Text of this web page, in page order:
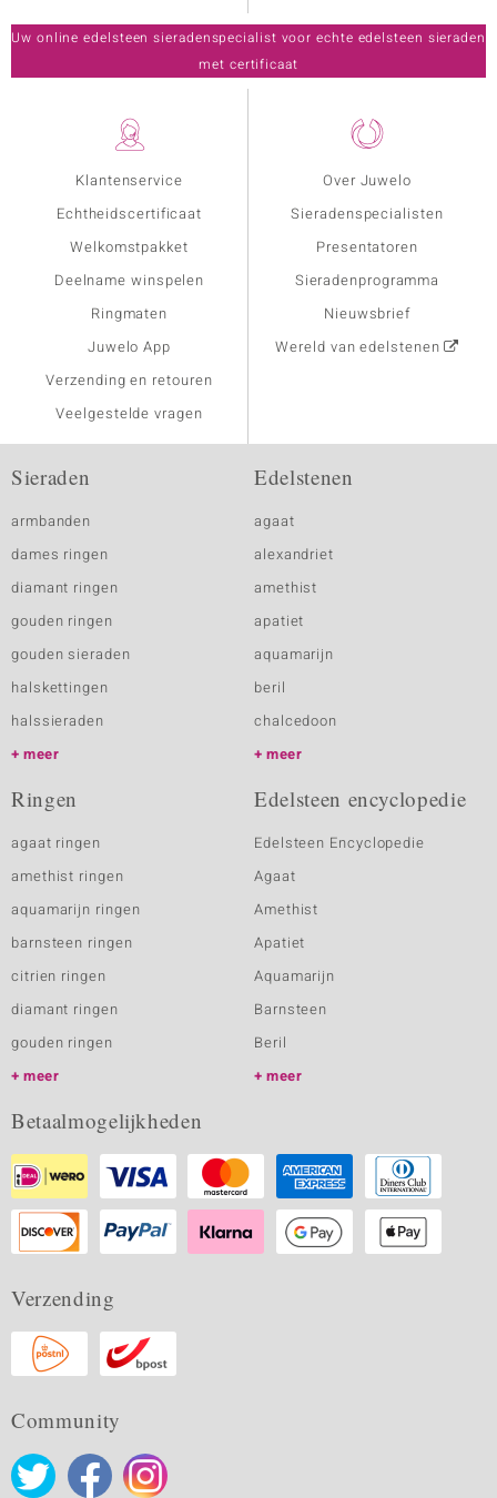
Klantenservice
Echtheidscertificaat
Welkomstpakket
Deelname winspelen
Ringmaten
Juwelo App
Verzending en retouren
Veelgestelde vragen
Over Juwelo
Sieradenspecialisten
Presentatoren
Sieradenprogramma
Nieuwsbrief
Wereld van edelstenen
Uw online edelsteen sieradenspecialist voor echte edelsteen sieraden
met certificaat
Sieraden
armbanden
dames ringen
diamant ringen
gouden ringen
gouden sieraden
halskettingen
halssieraden
meer
Edelstenen
agaat
alexandriet
amethist
apatiet
aquamarijn
beril
chalcedoon
meer
Ringen
agaat ringen
amethist ringen
aquamarijn ringen
barnsteen ringen
citrien ringen
diamant ringen
gouden ringen
meer
Edelsteen encyclopedie
Edelsteen Encyclopedie
Agaat
Amethist
Apatiet
Aquamarijn
Barnsteen
Beril
meer
Betaalmogelijkheden
Verzending
Community